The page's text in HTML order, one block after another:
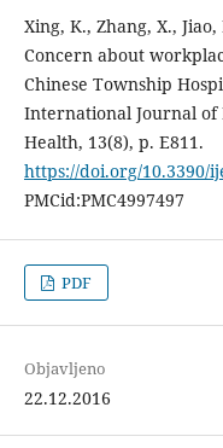
Xing, K., Zhang, X.,
Concern about
Chinese Township
International Journal of
Health, 13(8), p. E811.
https://doi.org/10.3390/
PMCid:PMC4997497
PDF
Objavljeno
22.12.2016